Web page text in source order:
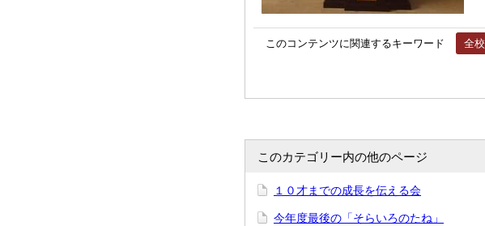
このコンテンツに関連するキーワード 全校
このカテゴリー内の他のページ
１０才までの成長を伝える会
今年度最後の「そらいろのたね」